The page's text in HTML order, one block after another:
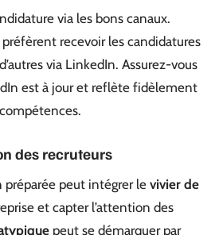
via les bons canaux.
recevoir les candidatures
via LinkedIn. Assurez-vous
est à jour et reflète fidèlement
des recruteurs
peut intégrer le vivier de
et capter l’attention des
peut se démarquer par